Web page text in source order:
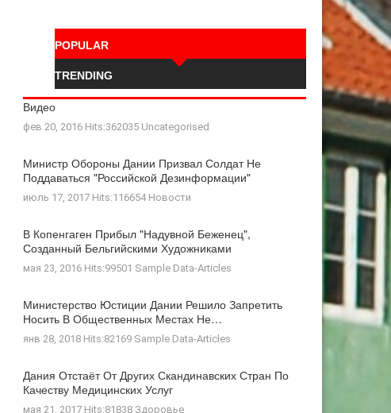
POPULAR
TRENDING
Видео
фев 20, 2016 Hits:362035 Uncategorised
Министр Обороны Дании Призвал Солдат Не
Поддаваться "российской Дезинформации"
июль 17, 2017 Hits:116654 Новости
В Копенгаген Прибыл "Надувной Беженец",
Созданный Бельгийскими Художниками
мая 23, 2016 Hits:99501 Sample Data-Articles
Министерство Юстиции Дании Решило Запретить
Носить В Общественных Местах Не…
янв 28, 2018 Hits:82169 Sample Data-Articles
Дания Отстаёт От Других Скандинавских Стран По
Качеству Медицинских Услуг
мая 21, 2017 Hits:81838 Здоровье